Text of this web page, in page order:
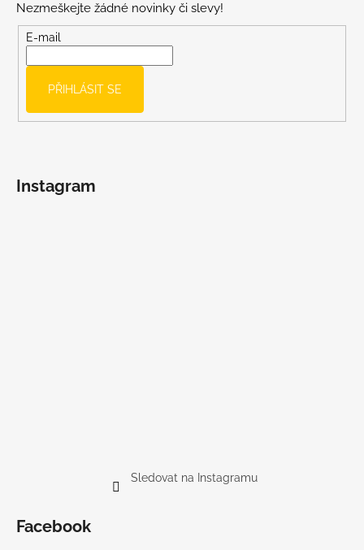
Nezmeškejte žádné novinky či slevy!
E-mail
PŘIHLÁSIT SE
Instagram
Sledovat na Instagramu
Facebook